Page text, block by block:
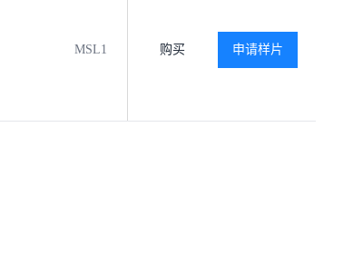
MSL1 -40℃ to +85℃
购买 申请样片